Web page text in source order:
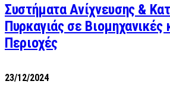
Συστήματα Ανίχνευσης &
Πυρκαγιάς σε Βιομηχανικές
Περιοχές
23/12/2024